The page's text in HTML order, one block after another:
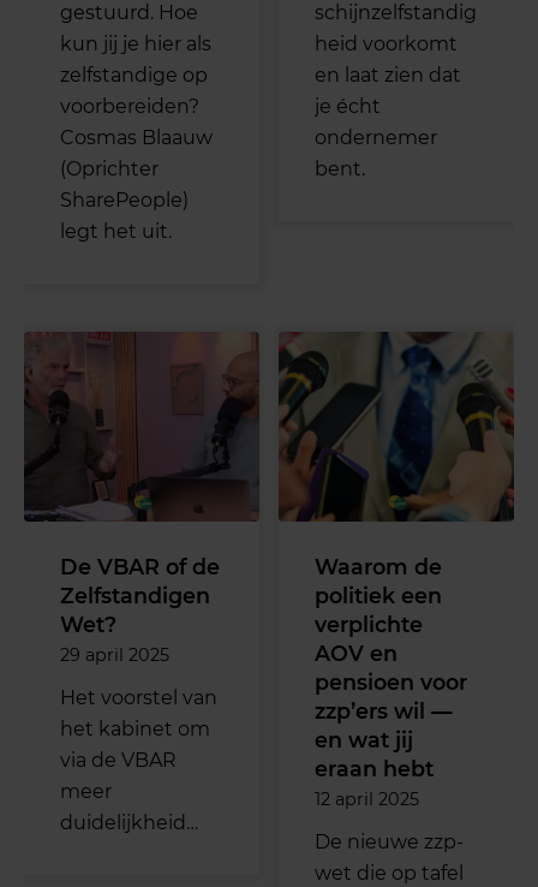
gestuurd. Hoe
kun jij je hier als
zelfstandige op
voorbereiden?
Cosmas Blaauw
(Oprichter
SharePeople)
legt het uit.
schijnzelfstandig
heid voorkomt
en laat zien dat
je écht
ondernemer
bent.
De VBAR of de
Zelfstandigen
Wet?
29 april 2025
Het voorstel van
het kabinet om
via de VBAR
meer
duidelijkheid…
Waarom de
politiek een
verplichte
AOV en
pensioen voor
zzp’ers wil —
en wat jij
eraan hebt
12 april 2025
De nieuwe zzp-
wet die op tafel